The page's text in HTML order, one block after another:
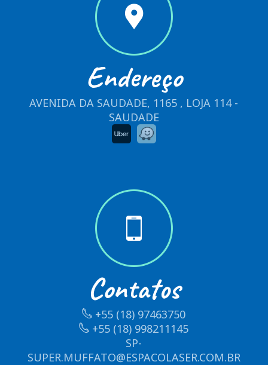
Endereço
AVENIDA DA SAUDADE, 1165 , LOJA 114 -
SAUDADE
Contatos
+55 (18) 97463750
+55 (18) 998211145
SP-
SUPER.MUFFATO@ESPACOLASER.COM.BR